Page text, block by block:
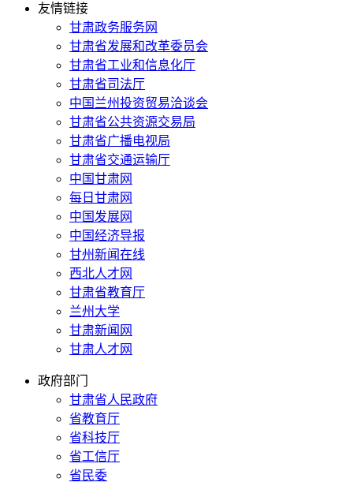
友情链接
甘肃政务服务网
甘肃省发展和改革委员会
甘肃省工业和信息化厅
甘肃省司法厅
中国兰州投资贸易洽谈会
甘肃省公共资源交易局
甘肃省广播电视局
甘肃省交通运输厅
中国甘肃网
每日甘肃网
中国发展网
中国经济导报
甘州新闻在线
西北人才网
甘肃省教育厅
兰州大学
甘肃新闻网
甘肃人才网
政府部门
甘肃省人民政府
省教育厅
省科技厅
省工信厅
省民委